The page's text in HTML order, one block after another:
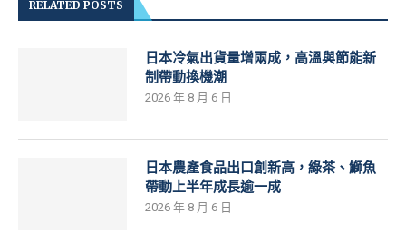
RELATED POSTS
日本冷氣出貨量增兩成，高溫與節能新
制帶動換機潮
2026 年 8 月 6 日
日本農產食品出口創新高，綠茶、鰤魚
帶動上半年成長逾一成
2026 年 8 月 6 日